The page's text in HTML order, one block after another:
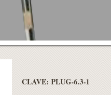
CLAVE: PLUG-6.3-1